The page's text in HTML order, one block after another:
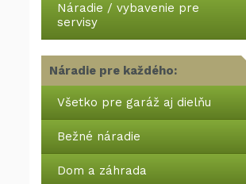
Náradie / vybavenie pre
servisy
Náradie pre každého:
Všetko pre garáž aj dielňu
Bežné náradie
Dom a záhrada